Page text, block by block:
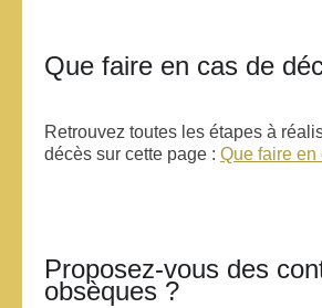
Que faire en cas de
Retrouvez toutes les étapes à
décès sur cette page : Que faire en
Proposez-vous des
obsèques ?